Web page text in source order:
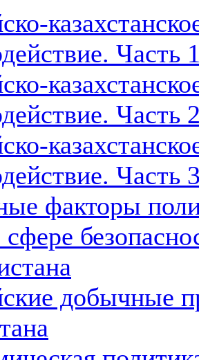
Часть
Часть
Часть
факторы
добычные